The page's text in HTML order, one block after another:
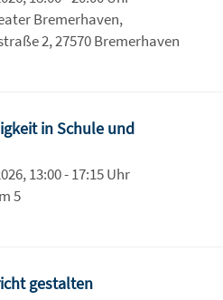
Bremerhaven,
2, 27570 Bremerhaven
in Schule und
13:00 - 17:15 Uhr
5
gestalten